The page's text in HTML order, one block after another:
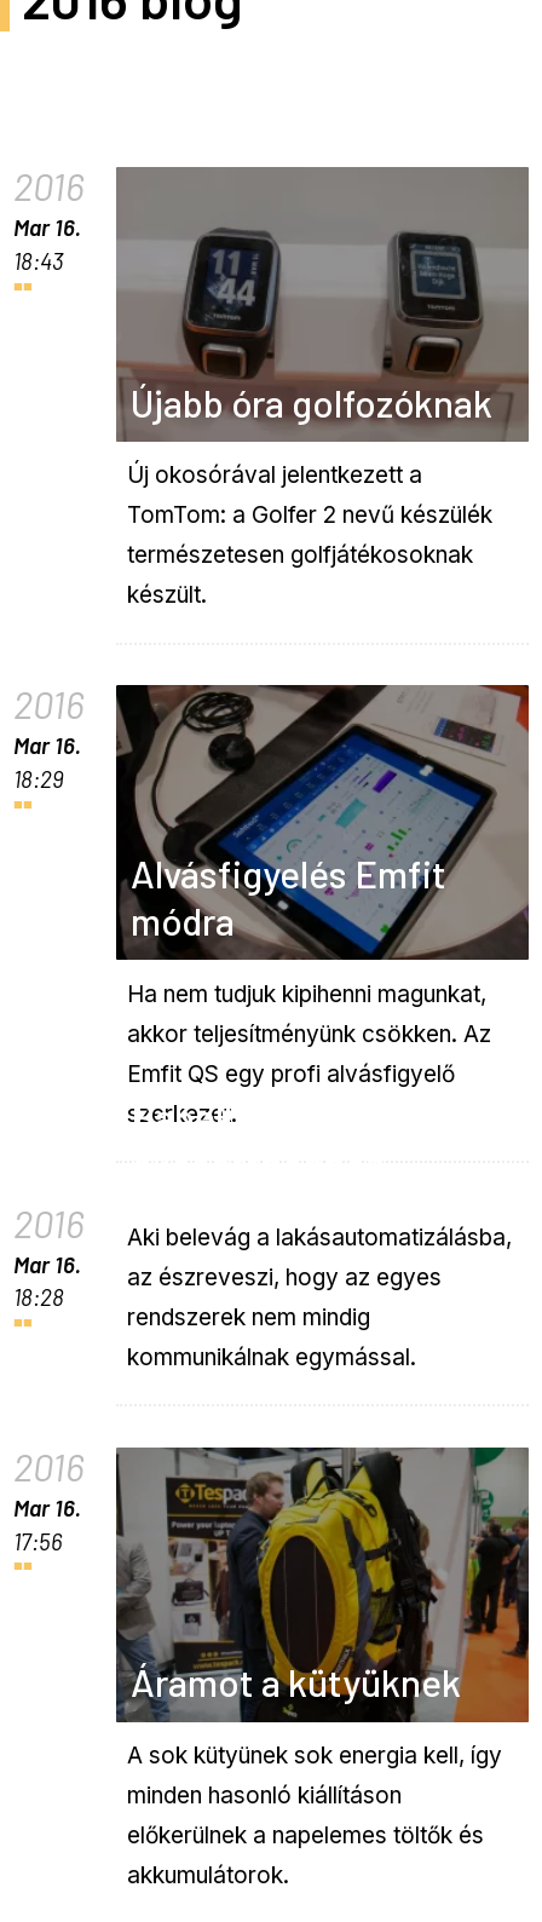
2016
Mar 16.
18:43
Újabb óra golfozóknak
Új okosórával jelentkezett a
TomTom: a Golfer 2 nevű készülék
természetesen golfjátékosoknak
készült.
2016
Mar 16.
18:29
Alvásfigyelés Emfit
módra
Ha nem tudjuk kipihenni magunkat,
akkor teljesítményünk csökken. Az
Emfit QS egy profi alvásfigyelő
szerkezet.
2016
Mar 16.
18:28
Bábelhal az
Aki belevág a lakásautomatizálásba,
az észreveszi, hogy az egyes
rendszerek nem mindig
kommunikálnak egymással.
2016
Mar 16.
17:56
Áramot a kütyüknek
A sok kütyünek sok energia kell, így
minden hasonló kiállításon
előkerülnek a napelemes töltők és
akkumulátorok.